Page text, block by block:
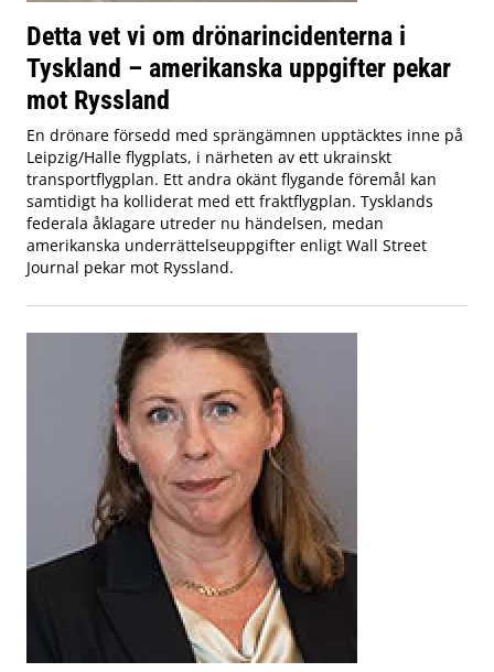
Detta vet vi om drönarincidenterna i
Tyskland – amerikanska uppgifter pekar
mot Ryssland
En drönare försedd med sprängämnen upptäcktes inne på
Leipzig/Halle flygplats, i närheten av ett ukrainskt
transportflygplan. Ett andra okänt flygande föremål kan
samtidigt ha kolliderat med ett fraktflygplan. Tysklands
federala åklagare utreder nu händelsen, medan
amerikanska underrättelseuppgifter enligt Wall Street
Journal pekar mot Ryssland.